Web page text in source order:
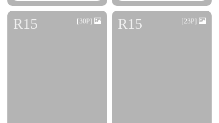
R15 [30P] R15 [23P]